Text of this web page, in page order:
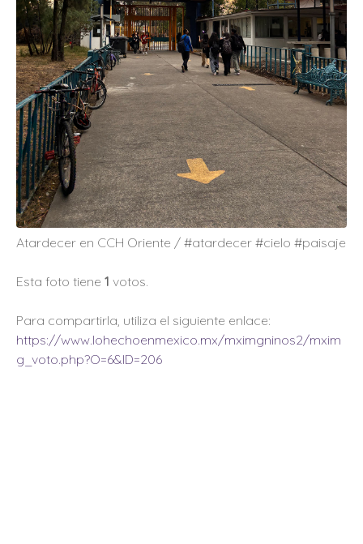
Atardecer en CCH Oriente / #atardecer #cielo #paisaje
Esta foto tiene 1 votos.
Para compartirla, utiliza el siguiente enlace:
https://www.lohechoenmexico.mx/mximgninos2/mxim
g_voto.php?O=6&ID=206